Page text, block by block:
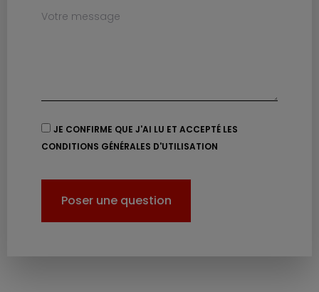
JE CONFIRME QUE J'AI LU ET ACCEPTÉ LES
CONDITIONS GÉNÉRALES D'UTILISATION
Poser une question